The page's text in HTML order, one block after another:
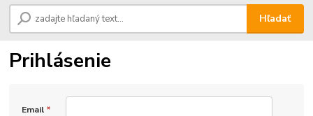
Hľadať
Prihlásenie
Email *